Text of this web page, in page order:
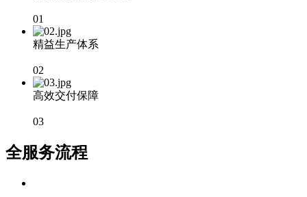
01
精益生产体系
02
高效交付保障
03
全服务流程